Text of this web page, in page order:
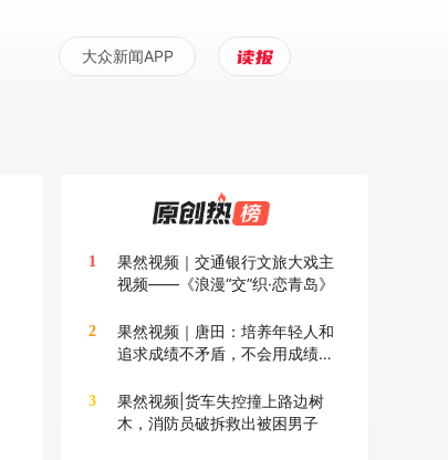
大众新闻APP
1
果然视频｜交通银行文旅大戏主
视频——《浪漫“交”织·恋青岛》
2
果然视频｜唐田：培养年轻人和
追求成绩不矛盾，不会用成绩换
3
果然视频|货车失控撞上路边树
木，消防员破拆救出被困男子